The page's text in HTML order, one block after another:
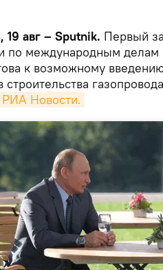
авг – Sputnik. Первый
по международным делам
к возможному
строительства
РИА Новости.